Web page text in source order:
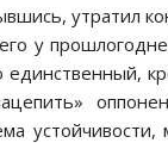
утратил
у